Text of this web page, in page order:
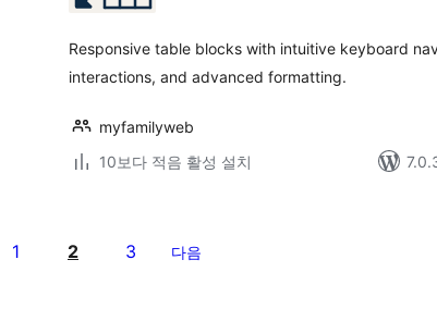
Responsive table blocks with intuitive keyboard
interactions, and advanced formatting.
myfamilyweb
10보다 적음 활성 설치
1 2 3 다음